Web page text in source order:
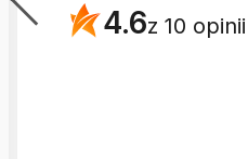
4.6z 10 opinii